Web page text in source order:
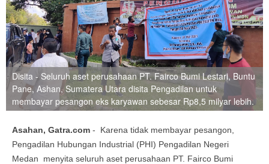
Disita - Seluruh aset perusahaan PT. Fairco Bumi Lestari, Buntu
Pane, Ashan, Sumatera Utara disita Pengadilan untuk
membayar pesangon eks karyawan sebesar Rp8,5 milyar lebih.
Asahan, Gatra.com - Karena tidak membayar pesangon,
Pengadilan Hubungan Industrial (PHI) Pengadilan Negeri
Medan menyita seluruh aset perusahaan PT. Fairco Bumi